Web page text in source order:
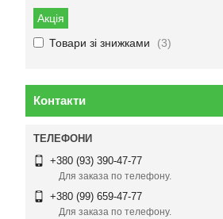
Акція
Товари зі знижками
3
Контакти
+380 (93) 390-47-77
Для заказа по телефону.
+380 (99) 659-47-77
Для заказа по телефону.